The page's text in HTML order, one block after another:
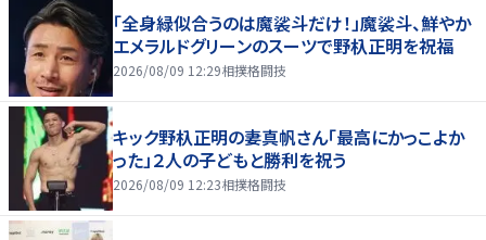
「全身緑似合うのは魔裟斗だけ！」魔裟斗、鮮やか
エメラルドグリーンのスーツで野杁正明を祝福
2026/08/09 12:29相撲格闘技
キック野杁正明の妻真帆さん「最高にかっこよか
った」２人の子どもと勝利を祝う
2026/08/09 12:23相撲格闘技